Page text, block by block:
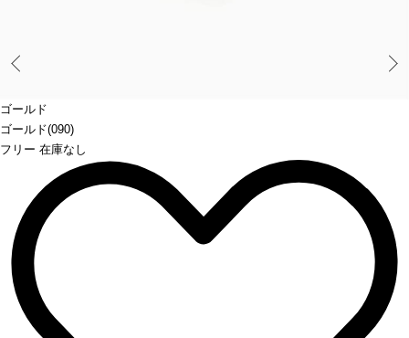
ゴールド
ゴールド(090)
フリー 在庫なし